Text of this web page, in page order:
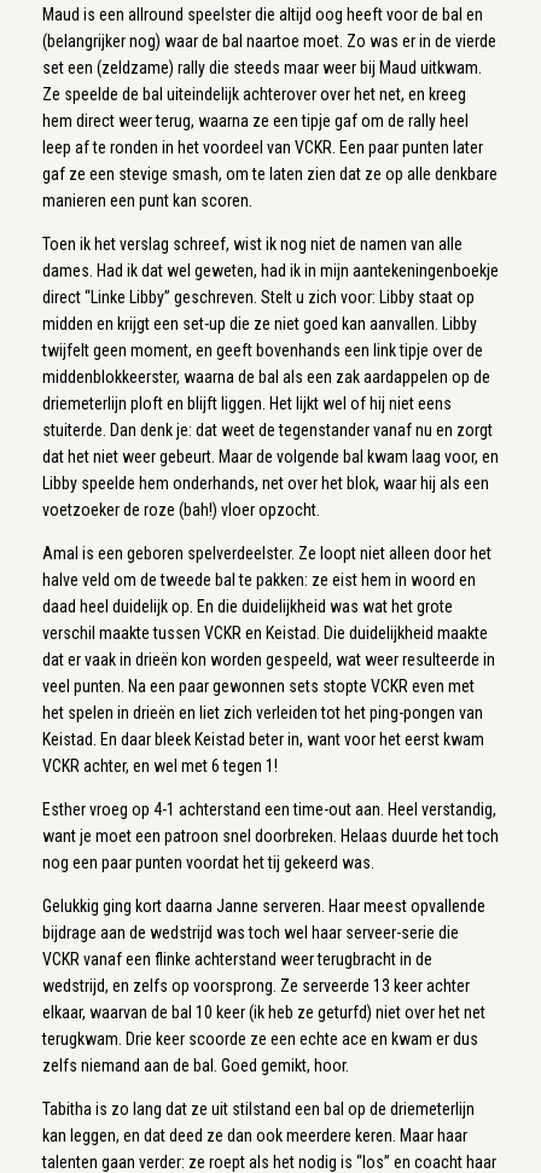
Maud is een allround speelster die altijd oog heeft voor de bal en
(belangrijker nog) waar de bal naartoe moet. Zo was er in de vierde
set een (zeldzame) rally die steeds maar weer bij Maud uitkwam.
Ze speelde de bal uiteindelijk achterover over het net, en kreeg
hem direct weer terug, waarna ze een tipje gaf om de rally heel
leep af te ronden in het voordeel van VCKR. Een paar punten later
gaf ze een stevige smash, om te laten zien dat ze op alle denkbare
manieren een punt kan scoren.
Toen ik het verslag schreef, wist ik nog niet de namen van alle
dames. Had ik dat wel geweten, had ik in mijn aantekeningenboekje
direct “Linke Libby” geschreven. Stelt u zich voor: Libby staat op
midden en krijgt een set-up die ze niet goed kan aanvallen. Libby
twijfelt geen moment, en geeft bovenhands een link tipje over de
middenblokkeerster, waarna de bal als een zak aardappelen op de
driemeterlijn ploft en blijft liggen. Het lijkt wel of hij niet eens
stuiterde. Dan denk je: dat weet de tegenstander vanaf nu en zorgt
dat het niet weer gebeurt. Maar de volgende bal kwam laag voor, en
Libby speelde hem onderhands, net over het blok, waar hij als een
voetzoeker de roze (bah!) vloer opzocht.
Amal is een geboren spelverdeelster. Ze loopt niet alleen door het
halve veld om de tweede bal te pakken: ze eist hem in woord en
daad heel duidelijk op. En die duidelijkheid was wat het grote
verschil maakte tussen VCKR en Keistad. Die duidelijkheid maakte
dat er vaak in drieën kon worden gespeeld, wat weer resulteerde in
veel punten. Na een paar gewonnen sets stopte VCKR even met
het spelen in drieën en liet zich verleiden tot het ping-pongen van
Keistad. En daar bleek Keistad beter in, want voor het eerst kwam
VCKR achter, en wel met 6 tegen 1!
Esther vroeg op 4-1 achterstand een time-out aan. Heel verstandig,
want je moet een patroon snel doorbreken. Helaas duurde het toch
nog een paar punten voordat het tij gekeerd was.
Gelukkig ging kort daarna Janne serveren. Haar meest opvallende
bijdrage aan de wedstrijd was toch wel haar serveer-serie die
VCKR vanaf een flinke achterstand weer terugbracht in de
wedstrijd, en zelfs op voorsprong. Ze serveerde 13 keer achter
elkaar, waarvan de bal 10 keer (ik heb ze geturfd) niet over het net
terugkwam. Drie keer scoorde ze een echte ace en kwam er dus
zelfs niemand aan de bal. Goed gemikt, hoor.
Tabitha is zo lang dat ze uit stilstand een bal op de driemeterlijn
kan leggen, en dat deed ze dan ook meerdere keren. Maar haar
talenten gaan verder: ze roept als het nodig is “los” en coacht haar